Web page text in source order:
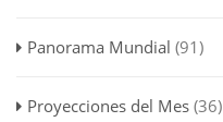
Panorama Mundial (91)
Proyecciones del Mes (36)